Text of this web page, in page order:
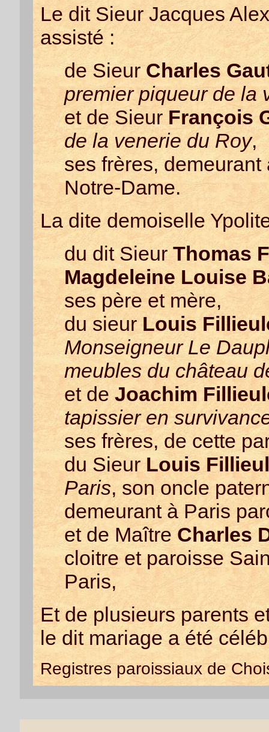
Le dit Sieur Jacques
assisté :
de SieurCharles
premier piqueur de la
et de Sieur François
de la venerie du Roy,
ses frères,
Notre-Dame.
La dite demoiselle
du dit SieurThomas
Magdeleine Louise
ses père et mère,
du sieur Louis
Monseigneur Le
meubles du château
et de Joachim
tapissier en
ses frères, de cette
du SieurLouis
Paris, son oncle
demeurant à Paris
et de MaîtreCharles
cloitre et paroisse
Paris,
Et de plusieurs parents
le dit mariage a été
Registres paroissiaux de